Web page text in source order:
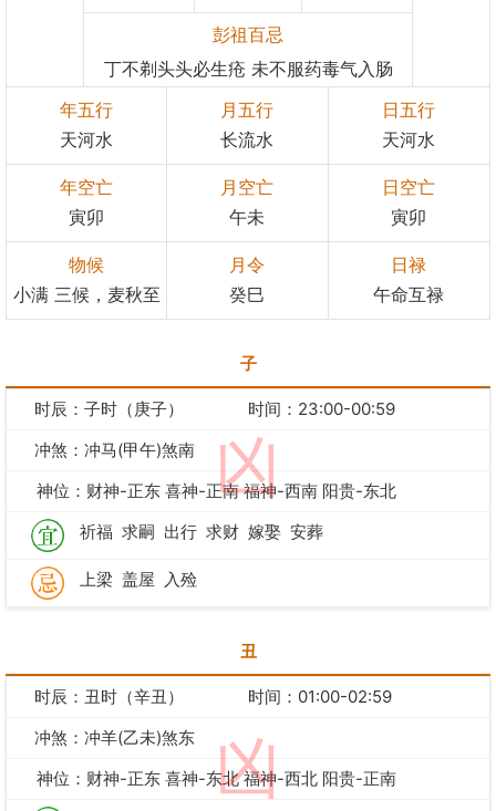
彭祖百忌
丁不剃头头必生疮 未不服药毒气入肠
年五行
天河水
月五行
长流水
日五行
天河水
年空亡
寅卯
月空亡
午未
日空亡
寅卯
物候
小满 三候，麦秋至
月令
癸巳
日禄
午命互禄
子
凶
时辰：子时（庚子）
时间：23:00-00:59
冲煞：冲马(甲午)煞南
神位：财神-正东 喜神-正南 福神-西南 阳贵-东北
祈福 求嗣 出行 求财 嫁娶 安葬
上梁 盖屋 入殓
丑
凶
时辰：丑时（辛丑）
时间：01:00-02:59
冲煞：冲羊(乙未)煞东
神位：财神-正东 喜神-东北 福神-西北 阳贵-正南